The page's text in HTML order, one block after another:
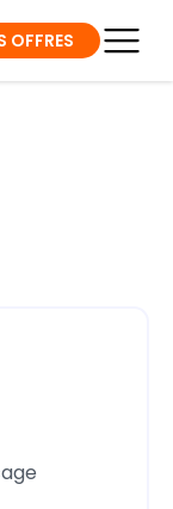
OFFRES